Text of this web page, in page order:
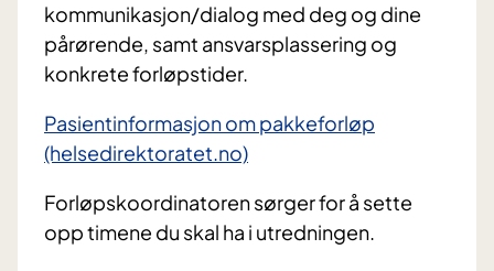
kommunikasjon/dialog med deg og dine
pårørende, samt ansvarsplassering og
konkrete forløpstider.
Pasientinformasjon om pakkeforløp
(helsedirektoratet.no)
Forløpskoordinatoren sørger for å sette
opp timene du skal ha i utredningen.